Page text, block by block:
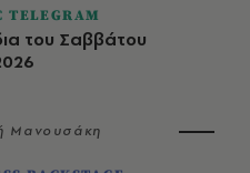
TELEGRAM
του Σαββάτου
Μανουσάκη